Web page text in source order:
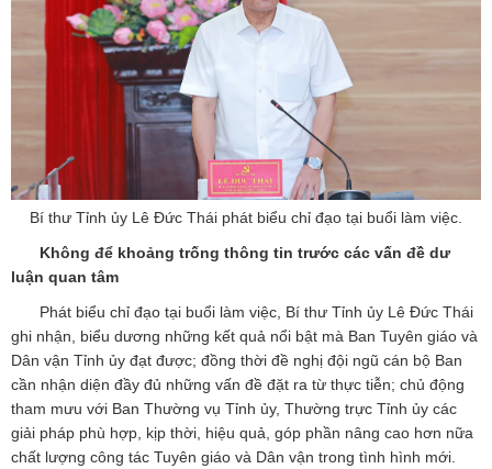
Bí thư Tỉnh ủy Lê Đức Thái phát biểu chỉ đạo tại buổi làm việc.
Không để khoảng trống thông tin trước các vấn đề dư
luận quan tâm
Phát biểu chỉ đạo tại buổi làm việc, Bí thư Tỉnh ủy Lê Đức Thái
ghi nhận, biểu dương những kết quả nổi bật mà Ban Tuyên giáo và
Dân vận Tỉnh ủy đạt được; đồng thời đề nghị đội ngũ cán bộ Ban
cần nhận diện đầy đủ những vấn đề đặt ra từ thực tiễn; chủ động
tham mưu với Ban Thường vụ Tỉnh ủy, Thường trực Tỉnh ủy các
giải pháp phù hợp, kịp thời, hiệu quả, góp phần nâng cao hơn nữa
chất lượng công tác Tuyên giáo và Dân vận trong tình hình mới.